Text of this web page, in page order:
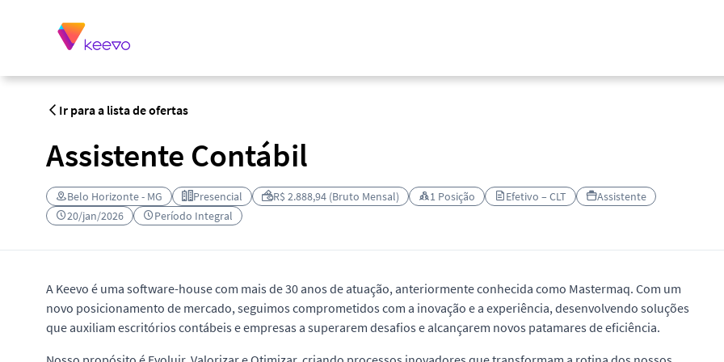
Ir para a lista de ofertas
Assistente Contábil
Belo Horizonte - MG Presencial R$ 2.888,94 (Bruto Mensal) 1 Posição Efetivo – CLT
Assistente
20/jan/2026
Período Integral
A Keevo é uma software-house com mais de 30 anos de atuação, anteriormente conhecida como Mastermaq. Com um
novo posicionamento de mercado, seguimos comprometidos com a inovação e a experiência, desenvolvendo soluções
que auxiliam escritórios contábeis e empresas a superarem desafios e alcançarem novos patamares de eficiência.